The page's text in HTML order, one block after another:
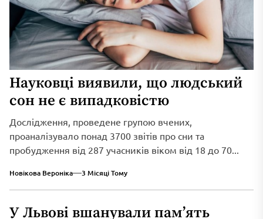
Науковці виявили, що людський
сон не є випадковістю
Дослідження, проведене групою вчених,
проаналізувало понад 3700 звітів про сни та
пробудження від 287 учасників віком від 18 до 70...
Новікова Вероніка 3 Місяці Тому
У Львові вшанували пам’ять